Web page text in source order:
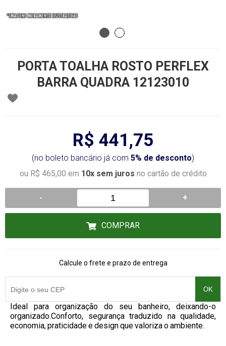
PORTA TOALHA ROSTO PERFLEX
BARRA QUADRA 12123010
R$ 441,75
(no boleto bancário já com 5% de desconto)
ou R$ 465,00 em 10x sem juros no cartão de crédito
- +
COMPRAR
Calcule o frete e prazo de entrega
OK
Ideal para organização do seu banheiro, deixando-o
organizado.Conforto, segurança traduzido na qualidade,
economia, praticidade e design que valoriza o ambiente.